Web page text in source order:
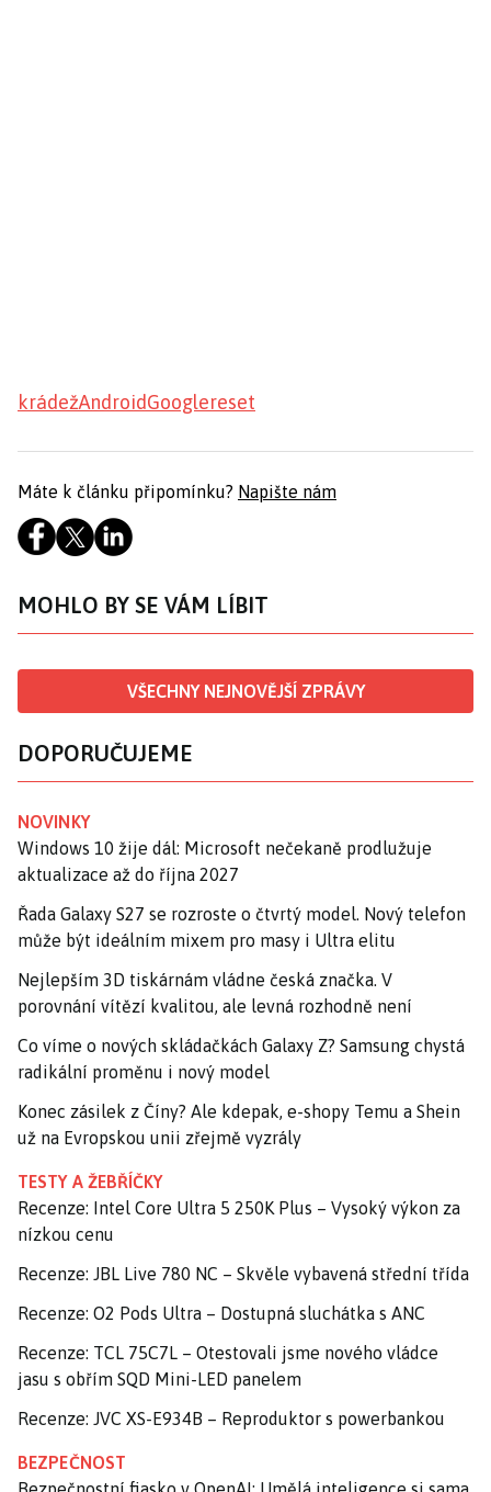
krádežAndroidGooglereset
Máte k článku připomínku? Napište nám
MOHLO BY SE VÁM LÍBIT
VŠECHNY NEJNOVĚJŠÍ ZPRÁVY
DOPORUČUJEME
NOVINKY
Windows 10 žije dál: Microsoft nečekaně prodlužuje
aktualizace až do října 2027
Řada Galaxy S27 se rozroste o čtvrtý model. Nový telefon
může být ideálním mixem pro masy i Ultra elitu
Nejlepším 3D tiskárnám vládne česká značka. V
porovnání vítězí kvalitou, ale levná rozhodně není
Co víme o nových skládačkách Galaxy Z? Samsung chystá
radikální proměnu i nový model
Konec zásilek z Číny? Ale kdepak, e-shopy Temu a Shein
už na Evropskou unii zřejmě vyzrály
TESTY A ŽEBŘÍČKY
Recenze: Intel Core Ultra 5 250K Plus – Vysoký výkon za
nízkou cenu
Recenze: JBL Live 780 NC – Skvěle vybavená střední třída
Recenze: O2 Pods Ultra – Dostupná sluchátka s ANC
Recenze: TCL 75C7L – Otestovali jsme nového vládce
jasu s obřím SQD Mini-LED panelem
Recenze: JVC XS-E934B – Reproduktor s powerbankou
BEZPEČNOST